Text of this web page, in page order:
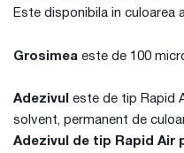
Este disponibila in culoarea
Grosimea este de 100
Adezivul este de tip Rapid
solvent, permanent de
Adezivul de tip Rapid Air